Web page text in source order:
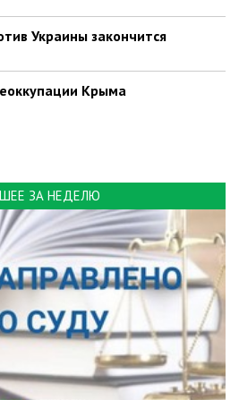
Украины закончится
Крыма
ЗА НЕДЕЛЮ